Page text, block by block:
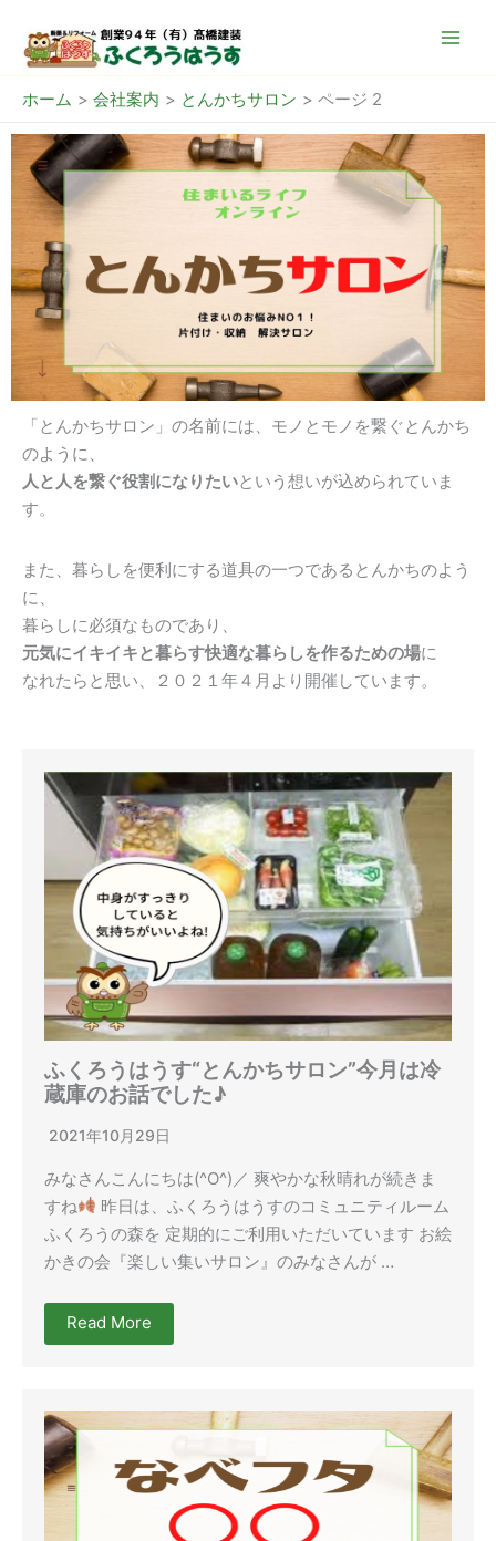
ホーム 会社案内 とんかちサロン ページ 2
「とんかちサロン」の名前には、モノとモノを繋ぐとんかち
のように、
人と人を繋ぐ役割になりたいという想いが込められていま
す。
また、暮らしを便利にする道具の一つであるとんかちのよう
に、
暮らしに必須なものであり、
元気にイキイキと暮らす快適な暮らしを作るための場に
なれたらと思い、２０２１年４月より開催しています。
ふくろうはうす“とんかちサロン”今月は冷
蔵庫のお話でした♪
2021年10月29日
みなさんこんにちは(^O^)／ 爽やかな秋晴れが続きま
すね
昨日は、ふくろうはうすのコミュニティルーム
ふくろうの森を 定期的にご利用いただいています お絵
かきの会『楽しい集いサロン』のみなさんが …
Read More